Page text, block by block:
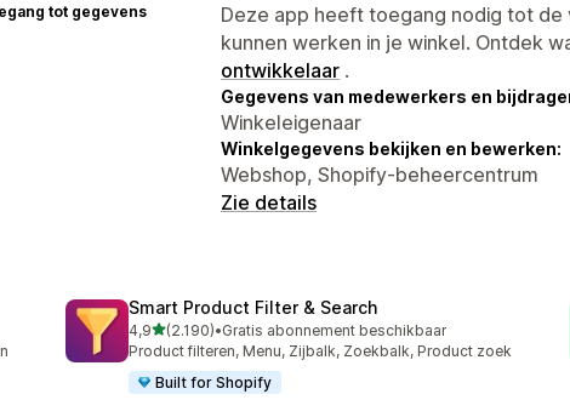
tot gegevens
Deze app heeft toegang nodig tot
kunnen werken in je winkel. Ontdek
ontwikkelaar .
Gegevens van medewerkers en
Winkeleigenaar
Winkelgegevens bekijken en bewerken:
Webshop, Shopify-beheercentrum
Zie details
Smart Product Filter & Search
4,9van 5 sterren
(2.190)
2190 recensies in totaal
•Gratis abonnement beschikbaar
Product filteren, Menu, Zijbalk, Zoekbalk, Product zoek
Built for Shopify